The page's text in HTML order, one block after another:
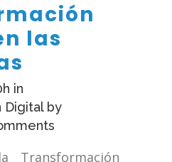
las
in
Digital by
Transformación